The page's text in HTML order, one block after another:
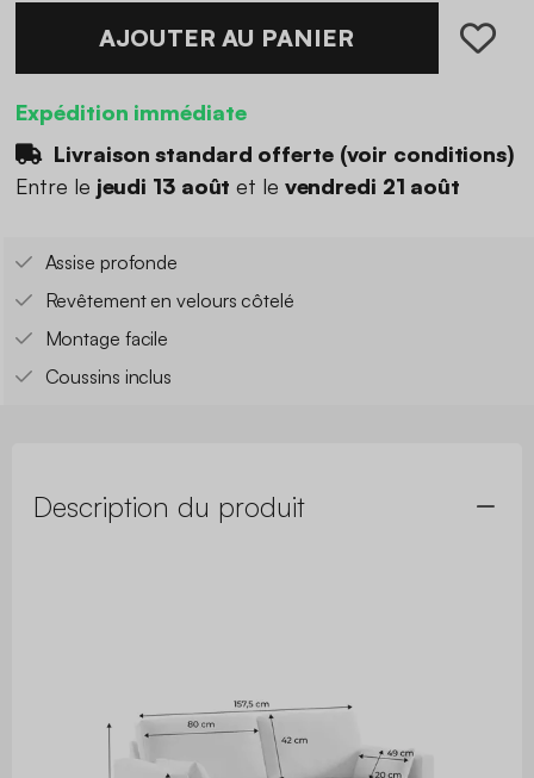
AJOUTER AU PANIER
Expédition immédiate
Livraison standard offerte (voir conditions)
Entre le jeudi 13 août et le vendredi 21 août
Assise profonde
Revêtement en velours côtelé
Montage facile
Coussins inclus
Description du produit